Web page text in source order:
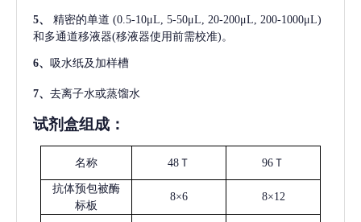
5、 精密的单道 (0.5-10μL, 5-50μL, 20-200μL, 200-1000μL)
和多通道移液器(移液器使用前需校准)。
6、 吸水纸及加样槽
7、 去离子水或蒸馏水
试剂盒组成：
名称 48Ｔ 96Ｔ
抗体预包被酶
标板
8×6 8×12